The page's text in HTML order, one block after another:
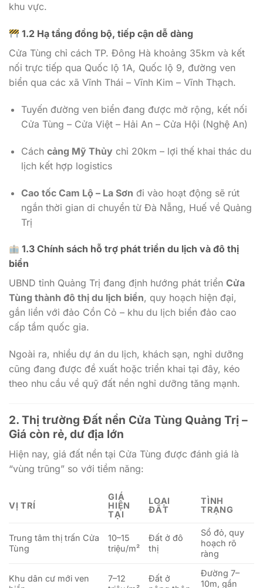
khu vực.
1.2 Hạ tầng đồng bộ, tiếp cận dễ dàng
Cửa Tùng chỉ cách TP. Đông Hà khoảng 35km và kết
nối trực tiếp qua Quốc lộ 1A, Quốc lộ 9, đường ven
biển qua các xã Vĩnh Thái – Vĩnh Kim – Vĩnh Thạch.
Tuyến đường ven biển đang được mở rộng, kết nối
Cửa Tùng – Cửa Việt – Hải An – Cửa Hội (Nghệ An)
Cách cảng Mỹ Thủychỉ 20km – lợi thế khai thác du
lịch kết hợp logistics
Cao tốc Cam Lộ – La Sơn đi vào hoạt động sẽ rút
ngắn thời gian di chuyển từ Đà Nẵng, Huế về Quảng
Trị
1.3 Chính sách hỗ trợ phát triển du lịch và đô thị
biển
UBND tỉnh Quảng Trị đang định hướng phát triển Cửa
Tùng thành đô thị du lịch biển, quy hoạch hiện đại,
gắn liền với đảo Cồn Cỏ – khu du lịch biển đảo cao
cấp tầm quốc gia.
Ngoài ra, nhiều dự án du lịch, khách sạn, nghỉ dưỡng
cũng đang được đề xuất hoặc triển khai tại đây, kéo
theo nhu cầu về quỹ đất nền nghỉ dưỡng tăng mạnh.
2. Thị trường Đất nền Cửa Tùng Quảng Trị –
Giá còn rẻ, dư địa lớn
Hiện nay, giá đất nền tại Cửa Tùng được đánh giá là
“vùng trũng” so với tiềm năng:
VỊ TRÍ
GIÁ
HIỆN
TẠI
LOẠI
ĐẤT
TÌNH
TRẠNG
Trung tâm thị trấn Cửa
Tùng
10–15
triệu/m²
Đất ở đô
thị
Sổ đỏ, quy
hoạch rõ
ràng
Khu dân cư mới ven
7–12
Đất ở
Đường 7–
10m, gần